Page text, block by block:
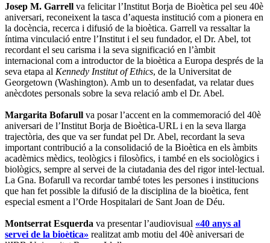
Josep M. Garrell va felicitar l’Institut Borja de Bioètica pel seu 40è
aniversari, reconeixent la tasca d’aquesta institució com a pionera en
la docència, recerca i difusió de la bioètica. Garrell va ressaltar la
íntima vinculació entre l’Institut i el seu fundador, el Dr. Abel, tot
recordant el seu carisma i la seva significació en l’àmbit
internacional com a introductor de la bioètica a Europa després de la
seva etapa al Kennedy Institut of Ethics, de la Universitat de
Georgetown (Washington). Amb un to desenfadat, va relatar dues
anècdotes personals sobre la seva relació amb el Dr. Abel.
Margarita Bofarull va posar l’accent en la commemoració del 40è
aniversari de l’Institut Borja de Bioètica-URL i en la seva llarga
trajectòria, des que va ser fundat pel Dr. Abel, recordant la seva
important contribució a la consolidació de la Bioètica en els àmbits
acadèmics mèdics, teològics i filosòfics, i també en els sociològics i
biològics, sempre al servei de la ciutadania des del rigor intel·lectual.
La Gna. Bofarull va recordar també totes les persones i institucions
que han fet possible la difusió de la disciplina de la bioètica, fent
especial esment a l’Orde Hospitalari de Sant Joan de Déu.
Montserrat Esquerda va presentar l’audiovisual «40 anys al
servei de la bioètica» realitzat amb motiu del 40è aniversari de